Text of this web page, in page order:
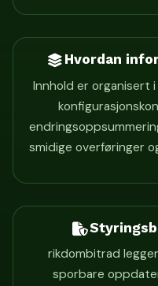
Hvordan
Innhold er organisert
smidige overføringer
rikdombitrad
sporbare